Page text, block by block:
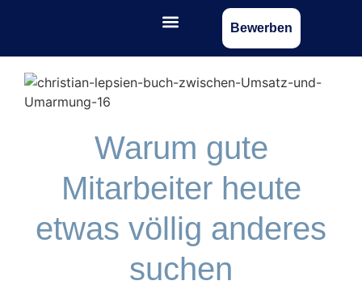
Bewerben
Warum gute
Mitarbeiter heute
etwas völlig anderes
suchen